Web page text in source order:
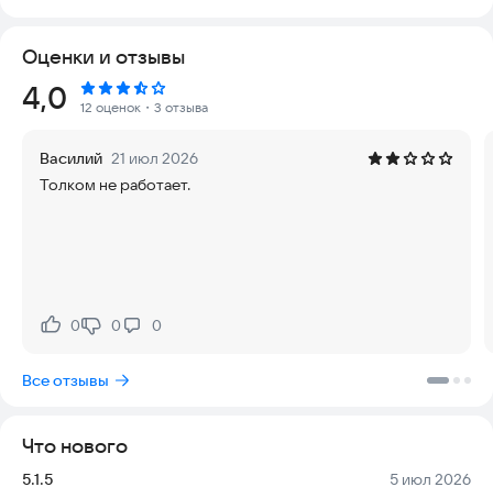
популярные форматы: MP3, MIDI, WAV, FLAC,
необработанные AAC и другие аудиокодеки.
Вы легко сможете просматривать и воспроизводить
исполнителям, отдельным песням или папкам.
пресетами
- Усиление баса и 3D-эффект для объемного звука
- Управление воспроизведением: игра, следующая или
- Таймер сна для автоматического выключения
- Выбор цветовой темы интерфейса
Оценки и отзывы
Рейтинг:
4,0 12 оценок ・3 отзыва
Василий 21 июл 2026
Толком не работает.
Нравится:
0Не нравится:
0 0
Все отзывы
Что нового
Версия:
5.1.5 Дата:
5 июл 2026